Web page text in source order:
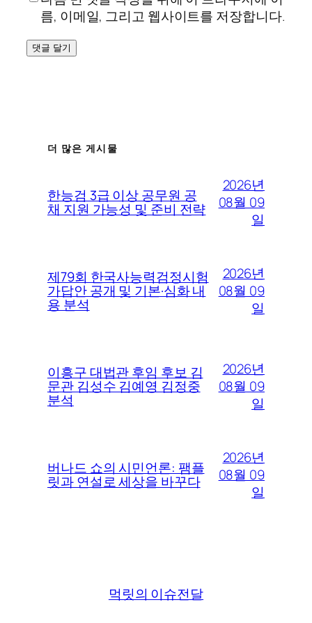
름, 이메일, 그리고 웹사이트를 저장합니다.
더 많은 게시물
한능검 3급 이상 공무원 공
채 지원 가능성 및 준비 전략
2026년
08월 09
일
제79회 한국사능력검정시험
가답안 공개 및 기본·심화 내
용 분석
2026년
08월 09
일
이흥구 대법관 후임 후보 김
문관 김성수 김예영 김정중
분석
2026년
08월 09
일
버나드 쇼의 시민언론: 팸플
릿과 연설로 세상을 바꾸다
2026년
08월 09
일
먹릿의 이슈전달